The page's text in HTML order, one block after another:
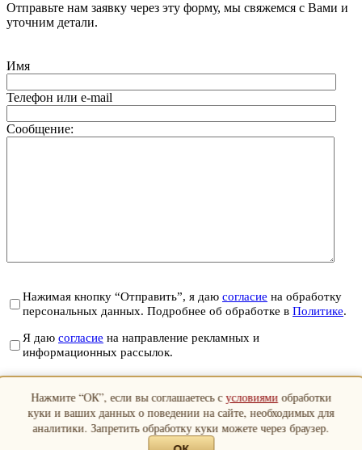
Отправьте нам заявку через эту форму, мы свяжемся с Вами и
уточним детали.
Имя
Телефон или e-mail
Сообщение:
Нажимая кнопку “Отправить”, я даю согласие на обработку
персональных данных. Подробнее об обработке в Политике.
Я даю согласие на направление рекламных и
информационных рассылок.
Отправить
Закрыть
Нажмите “ОК”, если вы соглашаетесь сусловиями обработки
куки и ваших данных о поведении на сайте, необходимых для
аналитики. Запретить обработку куки можете через браузер.